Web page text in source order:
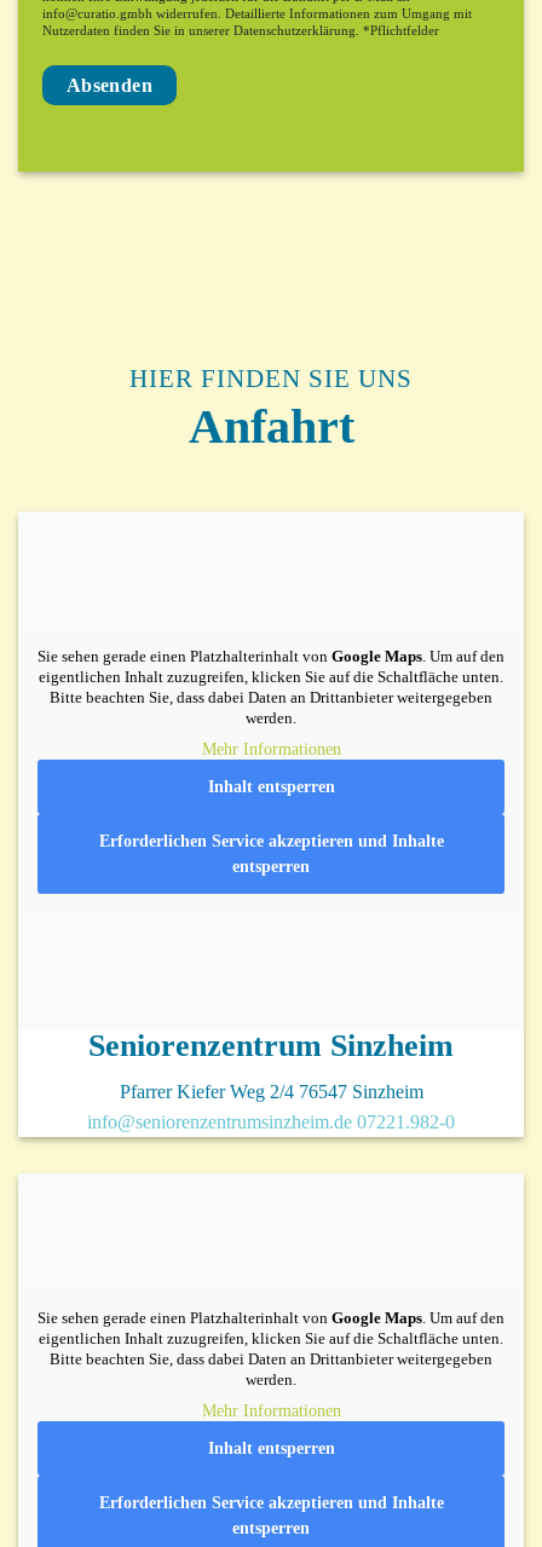
info@curatio.gmbh widerrufen. Detaillierte Informationen zum Umgang mit
Nutzerdaten finden Sie in unserer Datenschutzerklärung. *Pflichtfelder
HIER FINDEN SIE UNS
Anfahrt
Sie sehen gerade einen Platzhalterinhalt von Google Maps. Um auf den
eigentlichen Inhalt zuzugreifen, klicken Sie auf die Schaltfläche unten.
Bitte beachten Sie, dass dabei Daten an Drittanbieter weitergegeben
werden.
Mehr Informationen
Inhalt entsperren
Erforderlichen Service akzeptieren und Inhalte
entsperren
Seniorenzentrum Sinzheim
Pfarrer Kiefer Weg 2/4 76547 Sinzheim
info@seniorenzentrumsinzheim.de 07221.982-0
Sie sehen gerade einen Platzhalterinhalt von Google Maps. Um auf den
eigentlichen Inhalt zuzugreifen, klicken Sie auf die Schaltfläche unten.
Bitte beachten Sie, dass dabei Daten an Drittanbieter weitergegeben
werden.
Mehr Informationen
Inhalt entsperren
Erforderlichen Service akzeptieren und Inhalte
entsperren